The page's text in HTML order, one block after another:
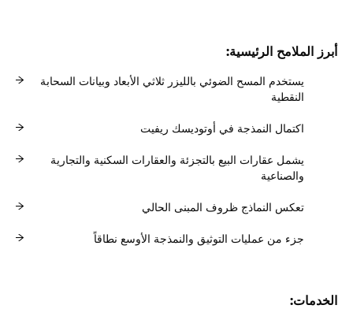
أبرز الملامح الرئيسية:
يستخدم المسح الضوئي بالليزر ثلاثي الأبعاد وبيانات السحابة
النقطية
اكتمال النمذجة في أوتوديسك ريفيت
يشمل عقارات البيع بالتجزئة والعقارات السكنية والتجارية
والصناعية
تعكس النماذج ظروف المبنى الحالي
جزء من عمليات التوثيق والنمذجة الأوسع نطاقاً
الخدمات: